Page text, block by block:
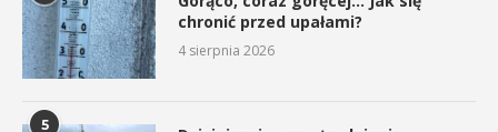
chronić przed upałami?
4 sierpnia 2026
5